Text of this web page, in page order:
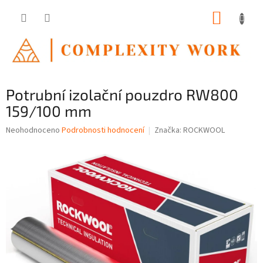
Potrubní izolační pouzdro RW800
159/100 mm
Průměrné
Neohodnoceno Podrobnosti hodnocení Značka: ROCKWOOL